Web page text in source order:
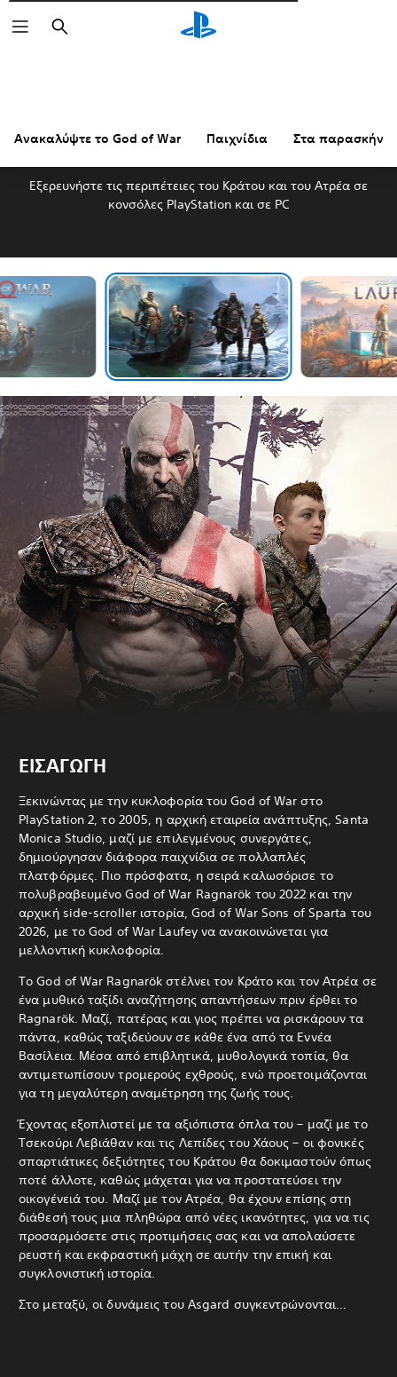
Αναζήτηση
Ανακαλύψτε το God of War Παιχνίδια Στα παρασκήνια
ΑΝΑΚΑΛΥΨΤΕ ΤΟ GOD OF WAR
Εξερευνήστε τις περιπέτειες του Κράτου και του Ατρέα σε
κονσόλες PlayStation και σε PC
ΕΙΣΑΓΩΓΗ
Ξεκινώντας με την κυκλοφορία του God of War στο
PlayStation 2, το 2005, η αρχική εταιρεία ανάπτυξης, Santa
Monica Studio, μαζί με επιλεγμένους συνεργάτες,
δημιούργησαν διάφορα παιχνίδια σε πολλαπλές
πλατφόρμες. Πιο πρόσφατα, η σειρά καλωσόρισε το
πολυβραβευμένο God of War Ragnarök του 2022 και την
αρχική side-scroller ιστορία, God of War Sons of Sparta του
2026, με το God of War Laufey να ανακοινώνεται για
μελλοντική κυκλοφορία.
Το God of War Ragnarök στέλνει τον Κράτο και τον Ατρέα σε
ένα μυθικό ταξίδι αναζήτησης απαντήσεων πριν έρθει το
Ragnarök. Μαζί, πατέρας και γιος πρέπει να ρισκάρουν τα
πάντα, καθώς ταξιδεύουν σε κάθε ένα από τα Εννέα
Βασίλεια. Μέσα από επιβλητικά, μυθολογικά τοπία, θα
αντιμετωπίσουν τρομερούς εχθρούς, ενώ προετοιμάζονται
για τη μεγαλύτερη αναμέτρηση της ζωής τους.
Έχοντας εξοπλιστεί με τα αξιόπιστα όπλα του – μαζί με το
Τσεκούρι Λεβιάθαν και τις Λεπίδες του Χάους – οι φονικές
σπαρτιάτικες δεξιότητες του Κράτου θα δοκιμαστούν όπως
ποτέ άλλοτε, καθώς μάχεται για να προστατεύσει την
οικογένειά του. Μαζί με τον Ατρέα, θα έχουν επίσης στη
διάθεσή τους μια πληθώρα από νέες ικανότητες, για να τις
προσαρμόσετε στις προτιμήσεις σας και να απολαύσετε
ρευστή και εκφραστική μάχη σε αυτήν την επική και
συγκλονιστική ιστορία.
Στο μεταξύ, οι δυνάμεις του Asgard συγκεντρώνονται…